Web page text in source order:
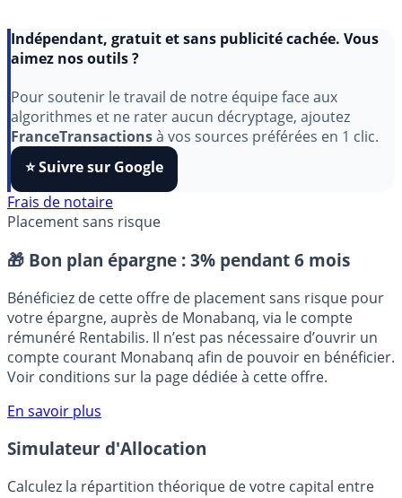
aimez nos outils ?
Pour soutenir le travail de notre équipe face aux
algorithmes et ne rater aucun décryptage, ajoutez
FranceTransactionsà vos sources préférées en 1 clic.
⭐️ Suivre sur Google
Placement sans risque
🎁 Bon plan épargne : 3% pendant 6 mois
Bénéficiez de cette offre de placement sans risque pour
votre épargne, auprès de Monabanq, via le compte
rémunéré Rentabilis. Il n’est pas nécessaire d’ouvrir un
compte courant Monabanq afin de pouvoir en bénéficier.
Voir conditions sur la page dédiée à cette offre.
En savoir plus
Simulateur d'Allocation